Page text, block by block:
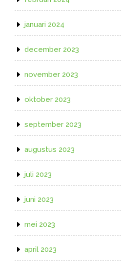
januari 2024
december 2023
november 2023
oktober 2023
september 2023
augustus 2023
juli 2023
juni 2023
mei 2023
april 2023